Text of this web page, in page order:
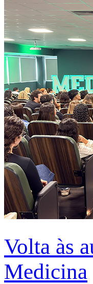
Volta às
Medicina